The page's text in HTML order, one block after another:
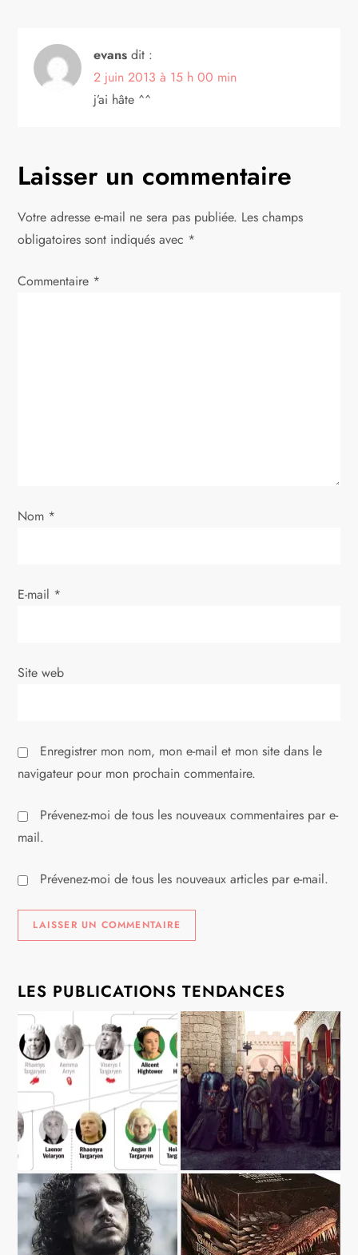
d
’
a
r
t
evans dit :
2 juin 2013 à 15 h 00 min
j’ai hâte ^^
Laisser un commentaire
Votre adresse e-mail ne sera pas publiée. Les champs
obligatoires sont indiqués avec *
Commentaire *
Nom *
E-mail *
Site web
Enregistrer mon nom, mon e-mail et mon site dans le
navigateur pour mon prochain commentaire.
Prévenez-moi de tous les nouveaux commentaires par e-
mail.
Prévenez-moi de tous les nouveaux articles par e-mail.
LES PUBLICATIONS TENDANCES